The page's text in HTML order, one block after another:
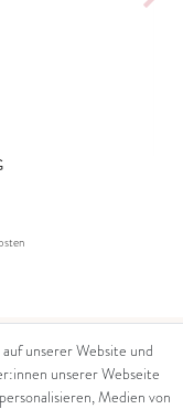
unserer Website und
unserer Webseite
Medien von